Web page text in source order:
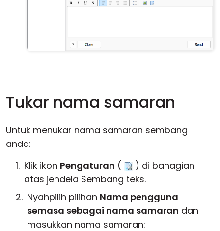
Tukar nama samaran
Untuk menukar nama samaran sembang
anda:
Klik ikon Pengaturan (
) di bahagian
atas jendela Sembang teks.
Nyahpilih pilihan Nama pengguna
semasa sebagai nama samaran dan
masukkan nama samaran: